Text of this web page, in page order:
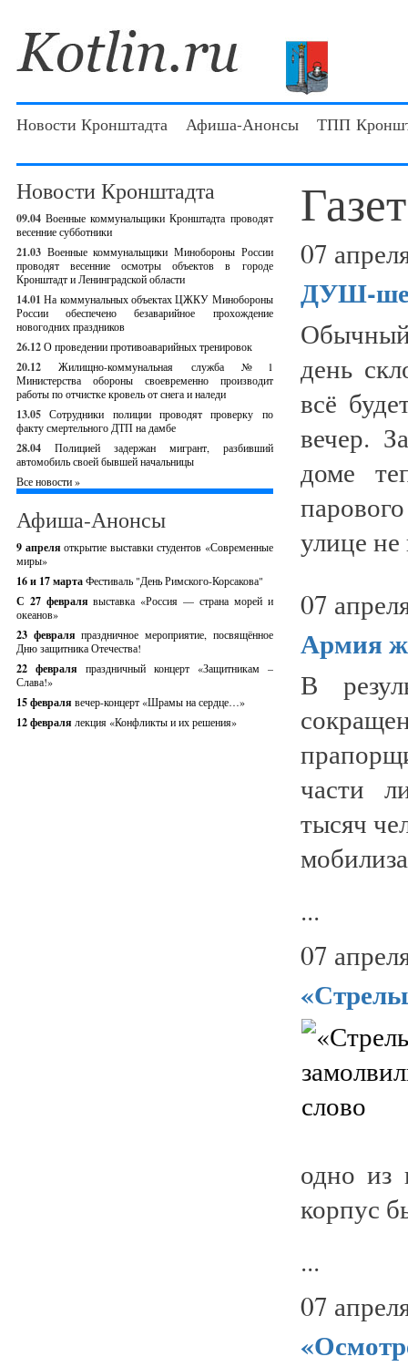
Новости Кронштадта Афиша-Анонсы ТПП
Новости Кронштадта
09.04 Военные коммунальщики Кронштадта проводят
весенние субботники
21.03 Военные коммунальщики Минобороны России
проводят весенние осмотры объектов в городе
Кронштадт и Ленинградской области
14.01 На коммунальных объектах ЦЖКУ Минобороны
России обеспечено безаварийное прохождение
новогодних праздников
26.12О проведении противоаварийных тренировок
20.12
Жилищно-коммунальная служба №1
Министерства обороны своевременно производит
работы по отчистке кровель от снега и наледи
13.05 Сотрудники полиции проводят проверку по
факту смертельного ДТП на дамбе
28.04
Полицией задержан мигрант, разбивший
автомобиль своей бывшей начальницы
Все новости »
Афиша-Анонсы
9 апреляоткрытие выставки студентов «Современные
миры»
16 и 17 мартаФестиваль "День Римского-Корсакова"
С 27 февралявыставка «Россия — страна морей и
океанов»
23 февраляпраздничное мероприятие, посвящённое
Дню защитника Отечества!
22 февраля праздничный концерт «Защитникам –
Слава!»
15 февраля вечер-концерт «Шрамы на сердце…»
12 февраля лекция «Конфликты и их решения»
07
ДУШ-
день
всё
вечер.
доме
улице
07
Армия
В
части
тысяч
...
07
одно из
корпус
...
07